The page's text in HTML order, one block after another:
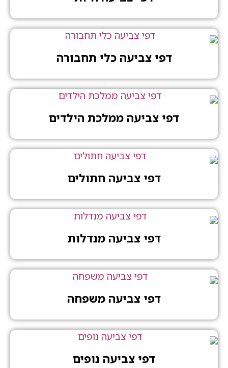
דפי צביעה כלי תחבורה
דפי צביעה ממלכת הילדים
דפי צביעה חתולים
דפי צביעה מנדלות
דפי צביעה משפחה
דפי צביעה נופים